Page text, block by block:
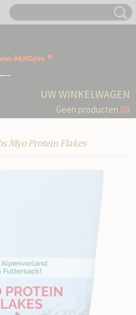
UW WINKELWAGEN
Geen producten (0)
Myo Protein Flakes